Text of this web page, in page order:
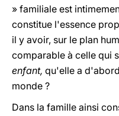
» familiale est
constitue l'essence
il y avoir, sur le plan
comparable à celle qui
enfant, qu'elle a
monde ?
Dans la famille ainsi